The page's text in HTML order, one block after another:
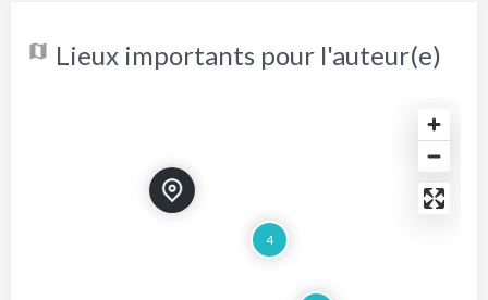
Lieux importants pour l'auteur(e)
4